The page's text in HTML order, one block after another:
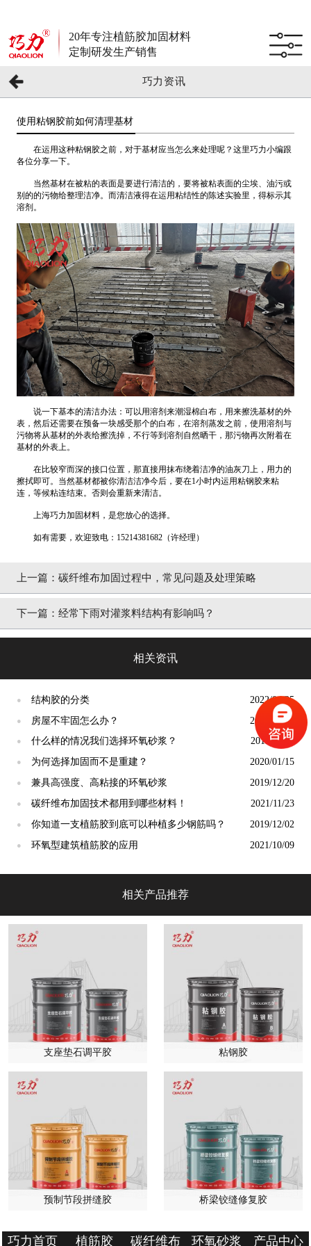
20年专注植筋胶加固材料
定制研发生产销售
巧力资讯
使用粘钢胶前如何清理基材
在运用这种粘钢胶之前，对于基材应当怎么来处理呢？这里巧力小编跟
各位分享一下。
当然基材在被粘的表面是要进行清洁的，要将被粘表面的尘埃、油污或
别的的污物给整理洁净。而清洁液得在运用粘结性的陈述实验里，得标示其
溶剂。
说一下基本的清洁办法：可以用溶剂来潮湿棉白布，用来擦洗基材的外
表，然后还需要在预备一块感受那个的白布，在溶剂蒸发之前，使用溶剂与
污物将从基材的外表给擦洗掉，不行等到溶剂自然晒干，那污物再次附着在
基材的外表上。
在比较窄而深的接口位置，那直接用抹布绕着洁净的油灰刀上，用力的
擦拭即可。当然基材都被你清洁洁净今后，要在1小时内运用粘钢胶来粘
连，等候粘连结束。否则会重新来清洁。
上海巧力加固材料，是您放心的选择。
如有需要，欢迎致电：15214381682（许经理）
上一篇： 碳纤维布加固过程中，常见问题及处理策略
下一篇： 经常下雨对灌浆料结构有影响吗？
相关资讯
● 结构胶的分类 2022/04/25
● 房屋不牢固怎么办？ 2022/08/31
● 什么样的情况我们选择环氧砂浆？ 2019/11/19
● 为何选择加固而不是重建？ 2020/01/15
● 兼具高强度、高粘接的环氧砂浆 2019/12/20
● 碳纤维布加固技术都用到哪些材料！ 2021/11/23
● 你知道一支植筋胶到底可以种植多少钢筋吗？ 2019/12/02
● 环氧型建筑植筋胶的应用 2021/10/09
相关产品推荐
支座垫石调平胶 粘钢胶
预制节段拼缝胶 桥梁铰缝修复胶
巧力首页 植筋胶 碳纤维布 环氧砂浆 产品中心